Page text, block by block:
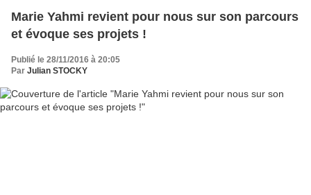
Marie Yahmi revient pour nous sur son parcours
et évoque ses projets !
Publié le 28/11/2016 à 20:05
Par Julian STOCKY